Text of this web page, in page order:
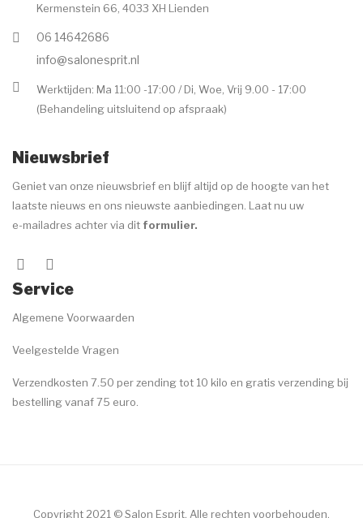
Kermenstein 66, 4033 XH Lienden
06 14642686
info@salonesprit.nl
Werktijden: Ma 11:00 -17:00 / Di, Woe, Vrij 9.00 - 17:00
(Behandeling uitsluitend op afspraak)
Nieuwsbrief
Geniet van onze nieuwsbrief en blijf altijd op de hoogte van het
laatste nieuws en ons nieuwste aanbiedingen. Laat nu uw
e-mailadres achter via dit formulier.
Service
Algemene Voorwaarden
Veelgestelde Vragen
Verzendkosten 7.50 per zending tot 10 kilo en gratis verzending bij
bestelling vanaf 75 euro.
Copyright 2021 © Salon Esprit. Alle rechten voorbehouden.